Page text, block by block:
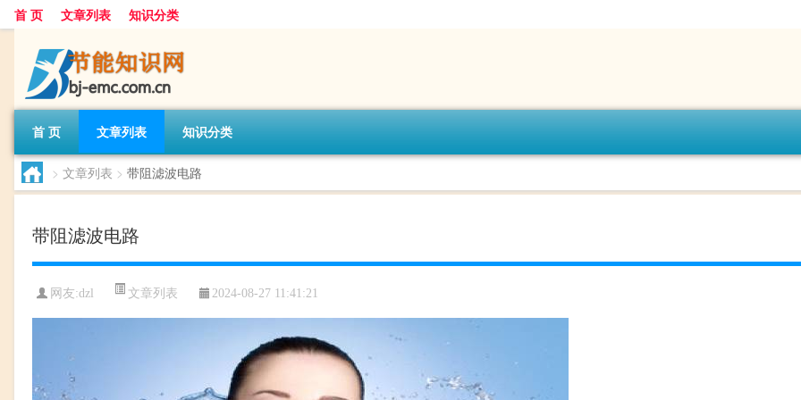
首 页 文章列表 知识分类
首 页 文章列表 知识分类
> 文章列表 > 带阻滤波电路
带阻滤波电路
网友:dzl 文章列表 2024-08-27 11:41:21